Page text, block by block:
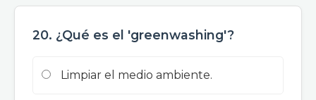
20. ¿Qué es el 'greenwashing'?
Limpiar el medio ambiente.